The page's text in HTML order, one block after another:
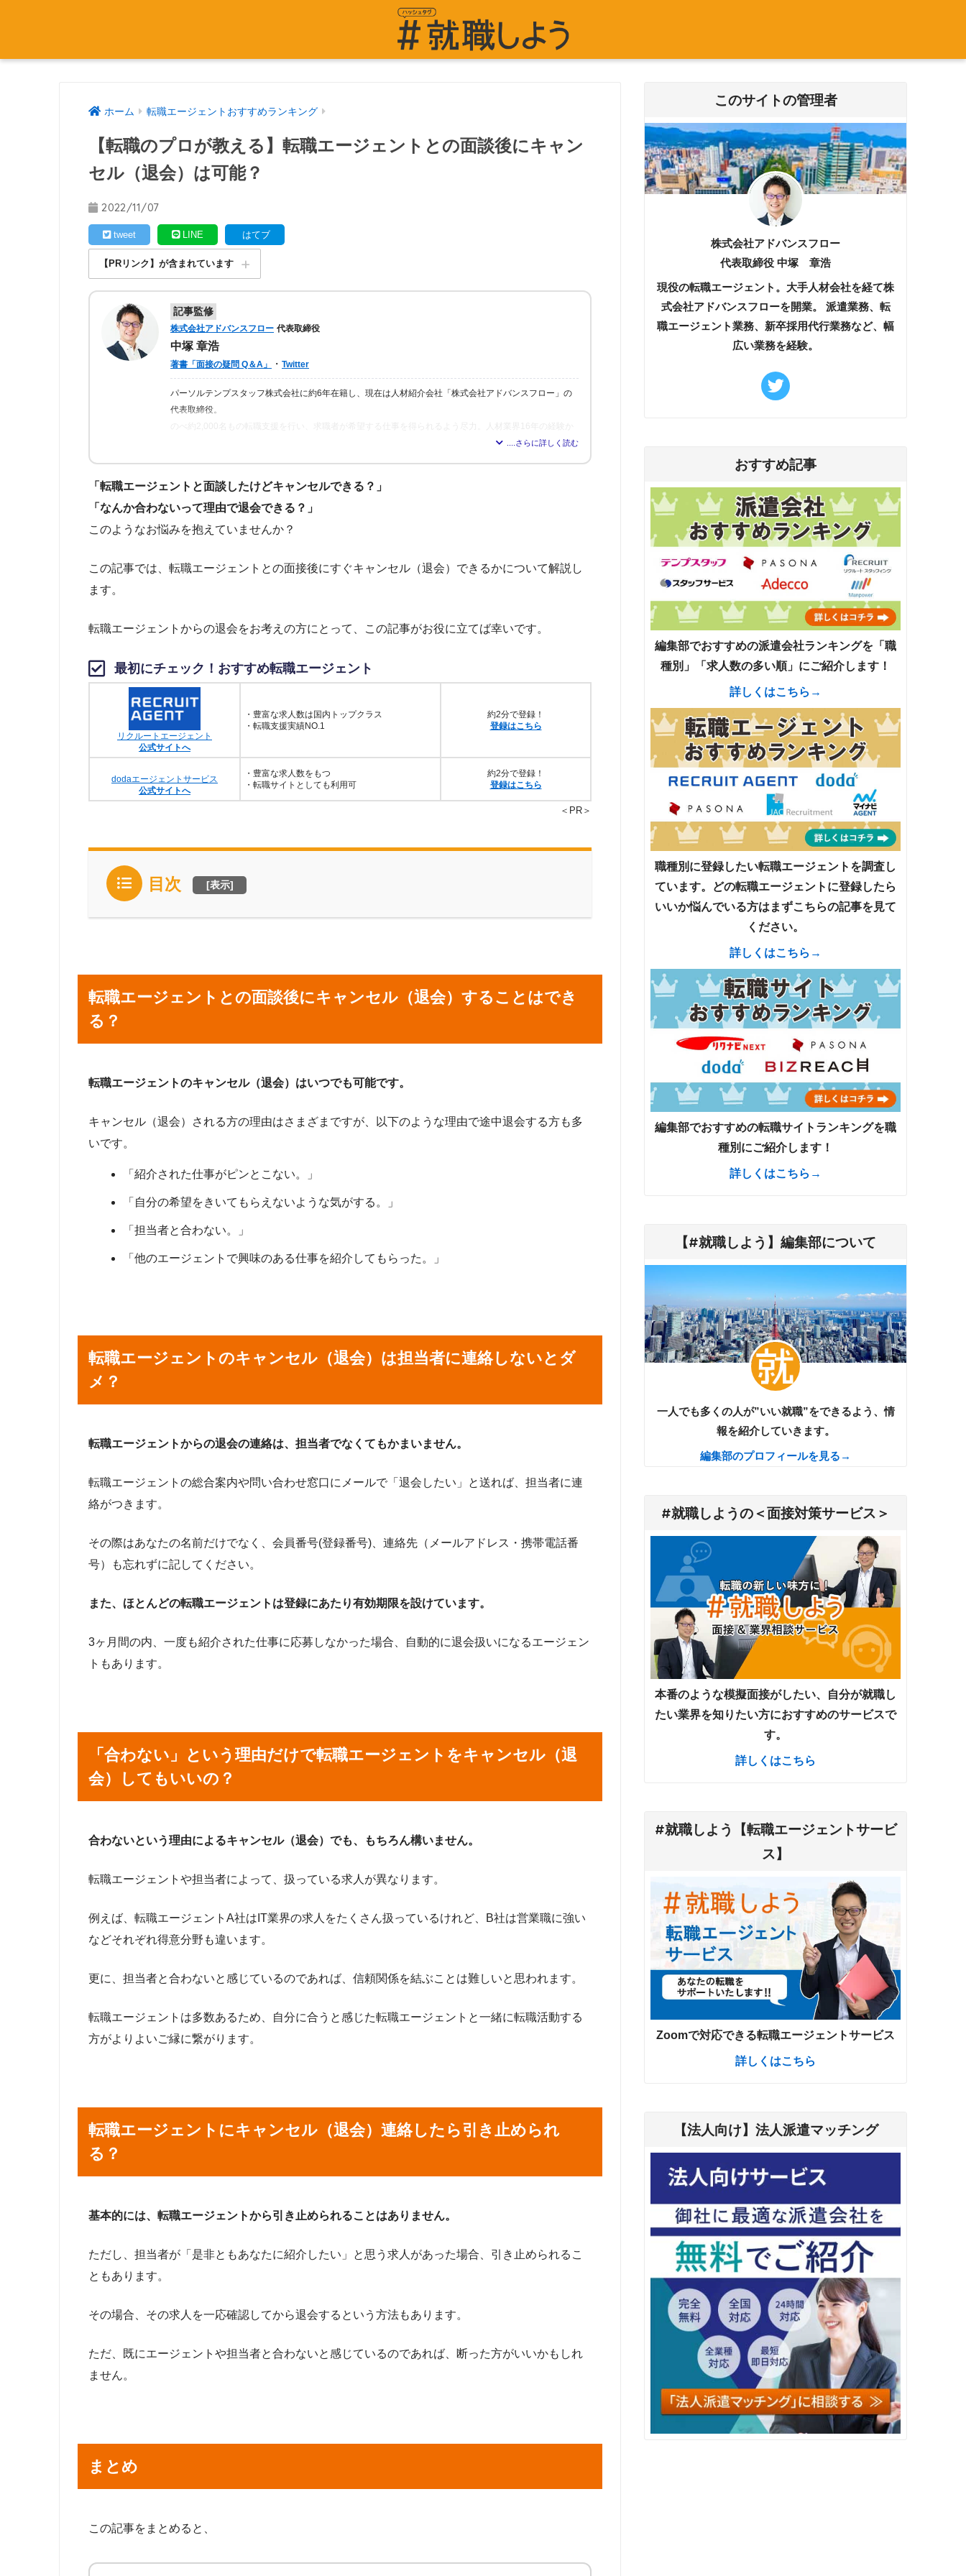
ホーム 転職エージェントおすすめランキング
【転職のプロが教える】転職エージェントとの面談後にキャン
セル（退会）は可能？
2022/11/07
tweet LINE はてブ
【PRリンク】が含まれています
記事監修
株式会社アドバンスフロー 代表取締役
中塚 章浩
著書「面接の疑問 Q＆A」 ・ Twitter
パーソルテンプスタッフ株式会社に約6年在籍し、現在は人材紹介会社「株式会社アドバンスフロー」の
代表取締役。
ら「転職はしっかりとした情報が得られれば得られるほど、理想の職場を見つけられる」と確信し、多く
「転職エージェントと面談したけどキャンセルできる？」
「なんか合わないって理由で退会できる？」
このようなお悩みを抱えていませんか？
この記事では、転職エージェントとの面接後にすぐキャンセル（退会）できるかについて解説し
ます。
転職エージェントからの退会をお考えの方にとって、この記事がお役に立てば幸いです。
最初にチェック！おすすめ転職エージェント
リクルートエージェント
公式サイトへ
・豊富な求人数は国内トップクラス
・転職支援実績NO.1
約2分で登録！
登録はこちら
dodaエージェントサービス
公式サイトへ
・豊富な求人数をもつ
・転職サイトとしても利用可
約2分で登録！
登録はこちら
＜PR＞
目次 [表示]
転職エージェントとの面談後にキャンセル（退会）することはでき
る？
転職エージェントのキャンセル（退会）はいつでも可能です。
キャンセル（退会）される方の理由はさまざまですが、以下のような理由で途中退会する方も多
いです。
「紹介された仕事がピンとこない。」
「自分の希望をきいてもらえないような気がする。」
「担当者と合わない。」
「他のエージェントで興味のある仕事を紹介してもらった。」
転職エージェントのキャンセル（退会）は担当者に連絡しないとダ
メ？
転職エージェントからの退会の連絡は、担当者でなくてもかまいません。
転職エージェントの総合案内や問い合わせ窓口にメールで「退会したい」と送れば、担当者に連
絡がつきます。
その際はあなたの名前だけでなく、会員番号(登録番号)、連絡先（メールアドレス・携帯電話番
号）も忘れずに記してください。
また、ほとんどの転職エージェントは登録にあたり有効期限を設けています。
3ヶ月間の内、一度も紹介された仕事に応募しなかった場合、自動的に退会扱いになるエージェン
トもあります。
「合わない」という理由だけで転職エージェントをキャンセル（退
会）してもいいの？
合わないという理由によるキャンセル（退会）でも、もちろん構いません。
転職エージェントや担当者によって、扱っている求人が異なります。
例えば、転職エージェントA社はIT業界の求人をたくさん扱っているけれど、B社は営業職に強い
などそれぞれ得意分野も違います。
更に、担当者と合わないと感じているのであれば、信頼関係を結ぶことは難しいと思われます。
転職エージェントは多数あるため、自分に合うと感じた転職エージェントと一緒に転職活動する
方がよりよいご縁に繋がります。
転職エージェントにキャンセル（退会）連絡したら引き止められ
る？
基本的には、転職エージェントから引き止められることはありません。
ただし、担当者が「是非ともあなたに紹介したい」と思う求人があった場合、引き止められるこ
ともあります。
その場合、その求人を一応確認してから退会するという方法もあります。
ただ、既にエージェントや担当者と合わないと感じているのであれば、断った方がいいかもしれ
ません。
まとめ
この記事をまとめると、
このサイトの管理者
株式会社アドバンスフロー
代表取締役 中塚 章浩
現役の転職エージェント。大手人材会社を経て株
式会社アドバンスフローを開業。 派遣業務、転
職エージェント業務、新卒採用代行業務など、幅
広い業務を経験。
おすすめ記事
編集部でおすすめの派遣会社ランキングを「職
種別」「求人数の多い順」にご紹介します！
詳しくはこちら→
職種別に登録したい転職エージェントを調査し
ています。どの転職エージェントに登録したら
いいか悩んでいる方はまずこちらの記事を見て
ください。
詳しくはこちら→
編集部でおすすめの転職サイトランキングを職
種別にご紹介します！
詳しくはこちら→
【#就職しよう】編集部について
一人でも多くの人が”いい就職”をできるよう、情
報を紹介していきます。
編集部のプロフィールを見る→
#就職しようの＜面接対策サービス＞
本番のような模擬面接がしたい、自分が就職し
たい業界を知りたい方におすすめのサービスで
す。
詳しくはこちら
#就職しよう【転職エージェントサービ
ス】
Zoomで対応できる転職エージェントサービス
詳しくはこちら
【法人向け】法人派遣マッチング